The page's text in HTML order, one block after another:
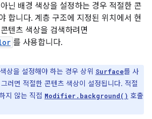
닌 배경 색상을 설정하는 경우 적절한 콘
합니다. 계층 구조에 지정된 위치에서 현
텐츠 색상을 검색하려면
를 사용합니다.
상을 설정해야 하는 경우 상위 Surface를 사
러면 적절한 콘텐츠 색상이 설정됩니다. 적절
지 않는 직접 Modifier.background() 호출